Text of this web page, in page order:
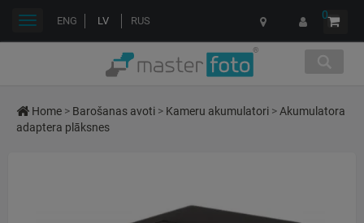
ENG LV RUS 0
Toggle
Home > Barošanas avoti > Kameru akumulatori >Akumulatora
adaptera plāksnes